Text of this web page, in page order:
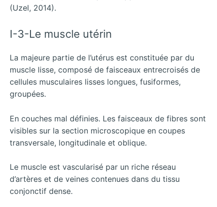
(Uzel, 2014).
I-3-Le muscle utérin
La majeure partie de l’utérus est constituée par du
muscle lisse, composé de faisceaux entrecroisés de
cellules musculaires lisses longues, fusiformes,
groupées.
En couches mal définies. Les faisceaux de fibres sont
visibles sur la section microscopique en coupes
transversale, longitudinale et oblique.
Le muscle est vascularisé par un riche réseau
d’artères et de veines contenues dans du tissu
conjonctif dense.